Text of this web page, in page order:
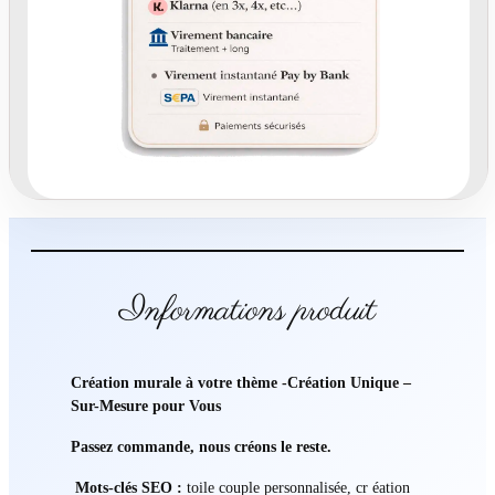
t
Informations produit
Création murale à votre thème -Création Unique –
Sur-Mesure pour Vous
Passez commande, nous créons le reste.
Mots-clés SEO : toile couple personnalisée, cr éation